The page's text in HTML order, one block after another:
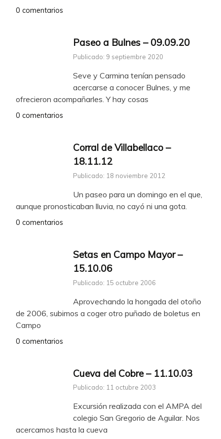
0 comentarios
Paseo a Bulnes – 09.09.20
Publicado: 9 septiembre 2020
Seve y Carmina tenían pensado
acercarse a conocer Bulnes, y me
ofrecieron acompañarles. Y hay cosas
0 comentarios
Corral de Villabellaco –
18.11.12
Publicado: 18 noviembre 2012
Un paseo para un domingo en el que,
aunque pronosticaban lluvia, no cayó ni una gota.
0 comentarios
Setas en Campo Mayor –
15.10.06
Publicado: 15 octubre 2006
Aprovechando la hongada del otoño
de 2006, subimos a coger otro puñado de boletus en
Campo
0 comentarios
Cueva del Cobre – 11.10.03
Publicado: 11 octubre 2003
Excursión realizada con el AMPA del
colegio San Gregorio de Aguilar. Nos
acercamos hasta la cueva